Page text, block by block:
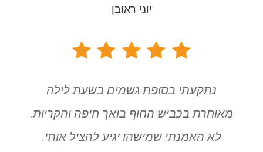
יוני ראובן
נתקעתי בסופת גשמים בשעת לילה
מאוחרת בכביש החוף בואך חיפה והקריות.
לא האמנתי שמישהו יגיע להציל אותי.